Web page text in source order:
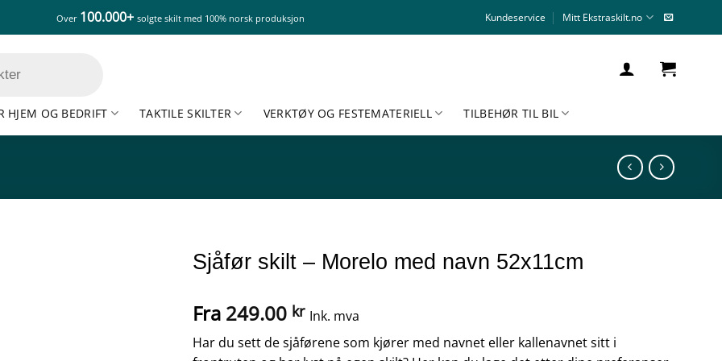
Over 100.000+ solgte skilt med 100% norsk produksjon Kundeservice Mitt Ekstraskilt.no
HJEM OG BEDRIFT TAKTILE SKILTER VERKTØY OG FESTEMATERIELL TILBEHØR TIL BIL
Sjåfør skilt – Morelo med navn 52x11cm
Fra 249.00 kr Ink. mva
Har du sett de sjåførene som kjører med navnet eller kallenavnet sitt i